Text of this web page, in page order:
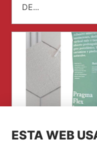
DE...
ESTA WEB